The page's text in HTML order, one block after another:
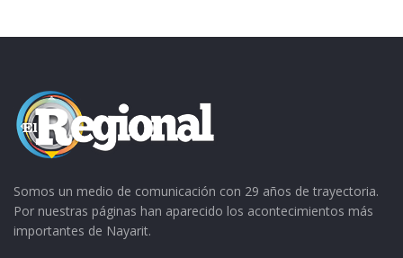
Somos un medio de comunicación con 29 años de trayectoria.
Por nuestras páginas han aparecido los acontecimientos más
importantes de Nayarit.